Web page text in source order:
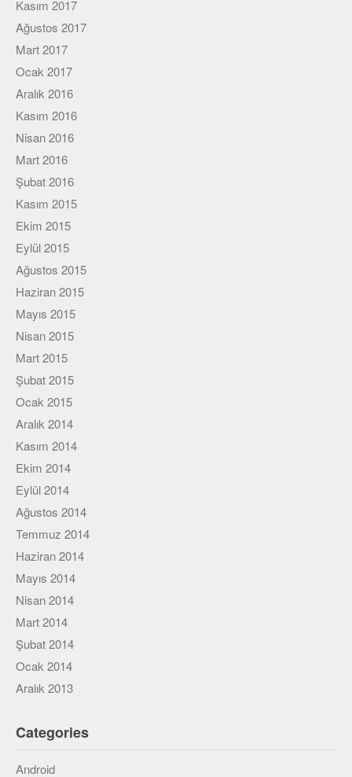
Kasım 2017
Ağustos 2017
Mart 2017
Ocak 2017
Aralık 2016
Kasım 2016
Nisan 2016
Mart 2016
Şubat 2016
Kasım 2015
Ekim 2015
Eylül 2015
Ağustos 2015
Haziran 2015
Mayıs 2015
Nisan 2015
Mart 2015
Şubat 2015
Ocak 2015
Aralık 2014
Kasım 2014
Ekim 2014
Eylül 2014
Ağustos 2014
Temmuz 2014
Haziran 2014
Mayıs 2014
Nisan 2014
Mart 2014
Şubat 2014
Ocak 2014
Aralık 2013
Categories
Android